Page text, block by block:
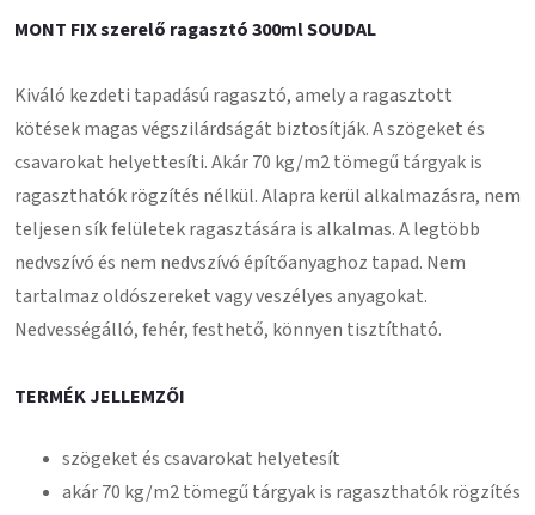
MONT FIX szerelő ragasztó 300ml SOUDAL
Kiváló kezdeti tapadású ragasztó, amely a ragasztott
kötések magas végszilárdságát biztosítják. A szögeket és
csavarokat helyettesíti. Akár 70 kg/m2 tömegű tárgyak is
ragaszthatók rögzítés nélkül. Alapra kerül alkalmazásra, nem
teljesen sík felületek ragasztására is alkalmas. A legtöbb
nedvszívó és nem nedvszívó építőanyaghoz tapad. Nem
tartalmaz oldószereket vagy veszélyes anyagokat.
Nedvességálló, fehér, festhető, könnyen tisztítható.
TERMÉK JELLEMZŐI
szögeket és csavarokat helyetesít
akár 70 kg/m2 tömegű tárgyak is ragaszthatók rögzítés